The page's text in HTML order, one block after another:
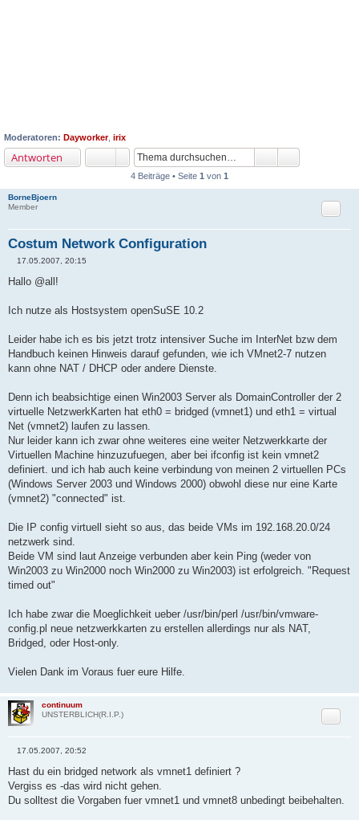
Moderatoren: Dayworker, irix
Antworten
4 Beiträge • Seite 1 von 1
BorneBjoern
Member
Costum Network Configuration
Zitat
e
i
r
a
17.05.2007, 20:15
Hallo @all!
Ich nutze als Hostsystem openSuSE 10.2
Leider habe ich es bis jetzt trotz intensiver Suche im InterNet bzw dem
Handbuch keinen Hinweis darauf gefunden, wie ich VMnet2-7 nutzen
kann ohne NAT / DHCP oder andere Dienste.
Denn ich beabsichtige einen Win2003 Server als DomainController der 2
virtuelle NetzwerkKarten hat eth0 = bridged (vmnet1) und eth1 = virtual
Net (vmnet2) laufen zu lassen.
Nur leider kann ich zwar ohne weiteres eine weiter Netzwerkkarte der
Virtuellen Machine hinzuzufuegen, aber bei ifconfig ist kein vmnet2
definiert. und ich hab auch keine verbindung von meinen 2 virtuellen PCs
(Windows Server 2003 und Windows 2000) obwohl diese nur eine Karte
(vmnet2) "connected" ist.
Die IP config virtuell sieht so aus, das beide VMs im 192.168.20.0/24
netzwerk sind.
Beide VM sind laut Anzeige verbunden aber kein Ping (weder von
Win2003 zu Win2000 noch Win2000 zu Win2003) ist erfolgreich. "Request
timed out"
Ich habe zwar die Moeglichkeit ueber /usr/bin/perl /usr/bin/vmware-
config.pl neue netzwerkkarten zu erstellen allerdings nur als NAT,
Bridged, oder Host-only.
Vielen Dank im Voraus fuer eure Hilfe.
continuum
UNSTERBLICH(R.I.P.)
Zitat
i
t
a
17.05.2007, 20:52
Hast du ein bridged network als vmnet1 definiert ?
Vergiss es -das wird nicht gehen.
Du solltest die Vorgaben fuer vmnet1 und vmnet8 unbedingt beibehalten.